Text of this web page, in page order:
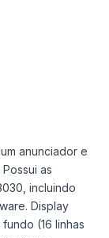
anunciador e
as
incluindo
Display
(16 linhas